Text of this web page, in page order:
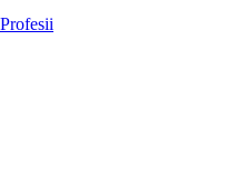
Profesii